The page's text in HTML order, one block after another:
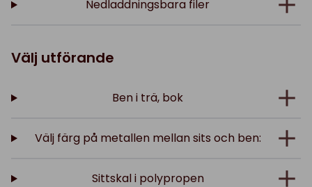
Nedladdningsbara filer
Välj utförande
Ben i trä, bok
Välj färg på metallen mellan sits och ben:
Sittskal i polypropen